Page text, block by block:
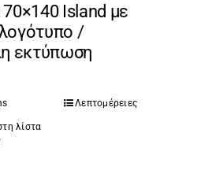
Island με
/
εκτύπωση
Λεπτομέρειες
λίστα